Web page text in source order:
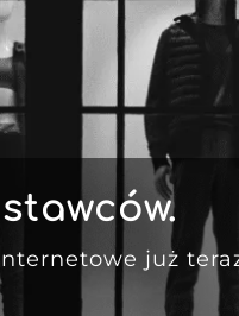
już